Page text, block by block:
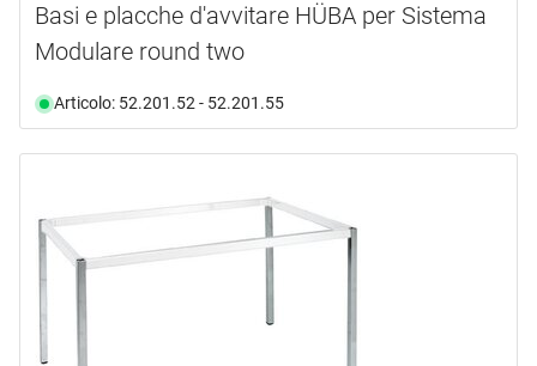
Basi e placche d'avvitare HÜBA per Sistema
Modulare round two
Articolo: 52.201.52 - 52.201.55